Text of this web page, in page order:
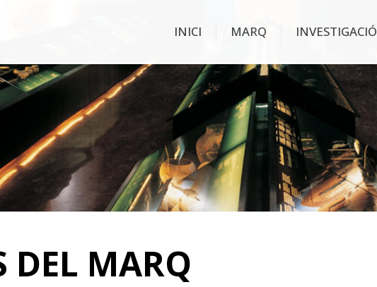
INICI MARQ INVESTIGACIÓ
DEL MARQ